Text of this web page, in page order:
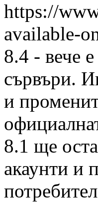
https://
available-
8.4 - вече
сървъри.
и
8.1 ще
акаунти и